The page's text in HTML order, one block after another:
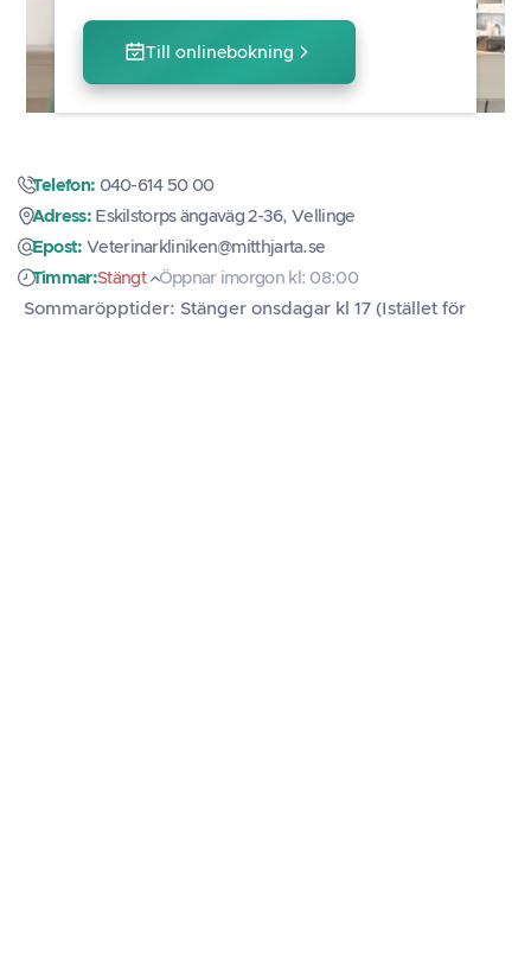
Till onlinebokning
Telefon: 040-614 50 00
Adress: Eskilstorps ängaväg 2-36, Vellinge
Epost: Veterinarkliniken@mitthjarta.se
Timmar:Stängt
Öppnar imorgon kl: 08:00
Sommaröpptider: Stänger onsdagar kl 17 (Istället för